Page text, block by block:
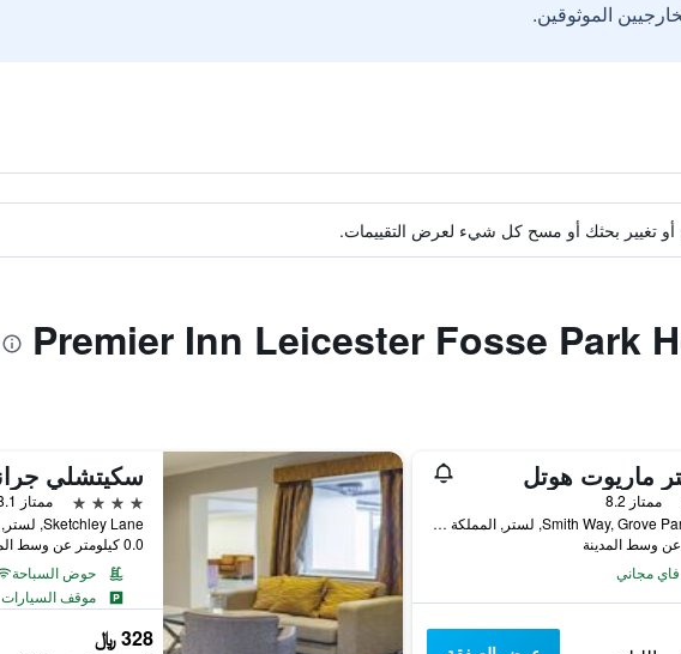
أو تغيير بحثك أو مسح كل شيء لعرض التقييمات.
ماريوت هوتل
ممتاز 8.2
Smith Way, Grove Park, Enderby, لستر, المملكة المتحدة
مجاني
4 نجوم
ممتاز 8.1
Sketchley Lane, لستر, المملكة المتحدة
0.0 كيلومتر عن وسط المدينة
حوض السباحة
موقف السيارات
328 ﷼